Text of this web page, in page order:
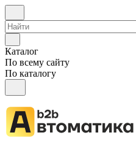
Каталог
По всему сайту
По каталогу